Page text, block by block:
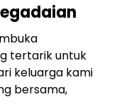
tertarik untuk
keluarga kami
bersama,